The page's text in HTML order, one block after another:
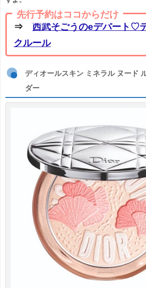
先行予約はココからだけ
⇒ 西武そごうのeデパート♡
クルール
ディオールスキン ミネラル ヌード
ダー